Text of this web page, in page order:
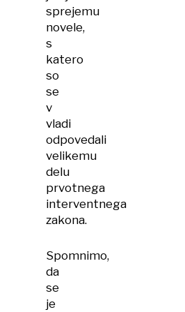
sprejemu
novele,
s
katero
so
se
v
vladi
odpovedali
velikemu
delu
prvotnega
interventnega
zakona.
Spomnimo,
da
se
je